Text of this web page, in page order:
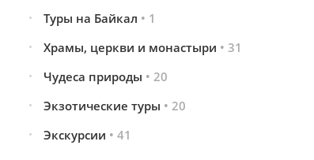
Туры на Байкал • 1
Храмы, церкви и монастыри • 31
Чудеса природы • 20
Экзотические туры • 20
Экскурсии • 41